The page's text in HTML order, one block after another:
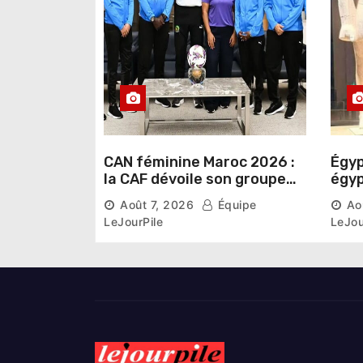
i
c
l
e
CAN féminine Maroc 2026 :
la CAF dévoile son groupe
d’experts chargé d’analyser
la compétition
Août 7, 2026
Équipe
LeJourPile
une